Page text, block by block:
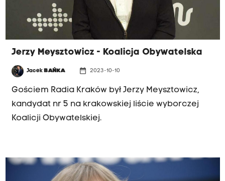
Jerzy Meysztowicz - Koalicja Obywatelska
Jacek BAŃKA date_range 2023-10-10
Gościem Radia Kraków był Jerzy Meysztowicz,
kandydat nr 5 na krakowskiej liście wyborczej
Koalicji Obywatelskiej.